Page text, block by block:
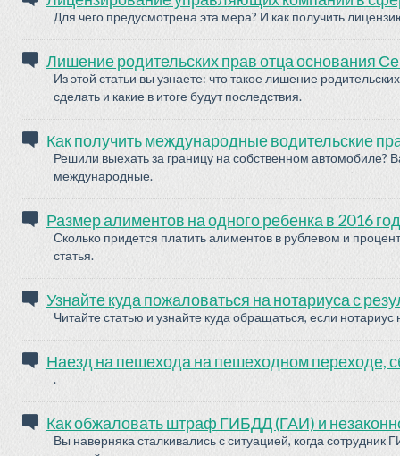
Для чего предусмотрена эта мера? И как получить
Лишение родительских прав отца основания
Из этой статьи вы узнаете: что такое лишение
сделать и какие в итоге будут последствия.
Как получить международные водительские
Решили выехать за границу на собственном
международные.
Размер алиментов на одного ребенка в 2016
Сколько придется платить алиментов в рублевом и
статья.
Узнайте куда пожаловаться на нотариуса с
Читайте статью и узнайте куда обращаться, если
Наезд на пешехода на пешеходном переходе,
.
Как обжаловать штраф ГИБДД (ГАИ) и
Вы наверняка сталкивались с ситуацией, когда